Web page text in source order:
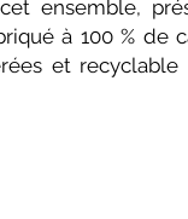
ensemble,
à 100 % de
et recyclable